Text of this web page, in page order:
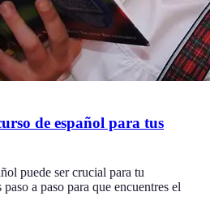
de español para tus
puede ser crucial para tu
a paso para que encuentres el